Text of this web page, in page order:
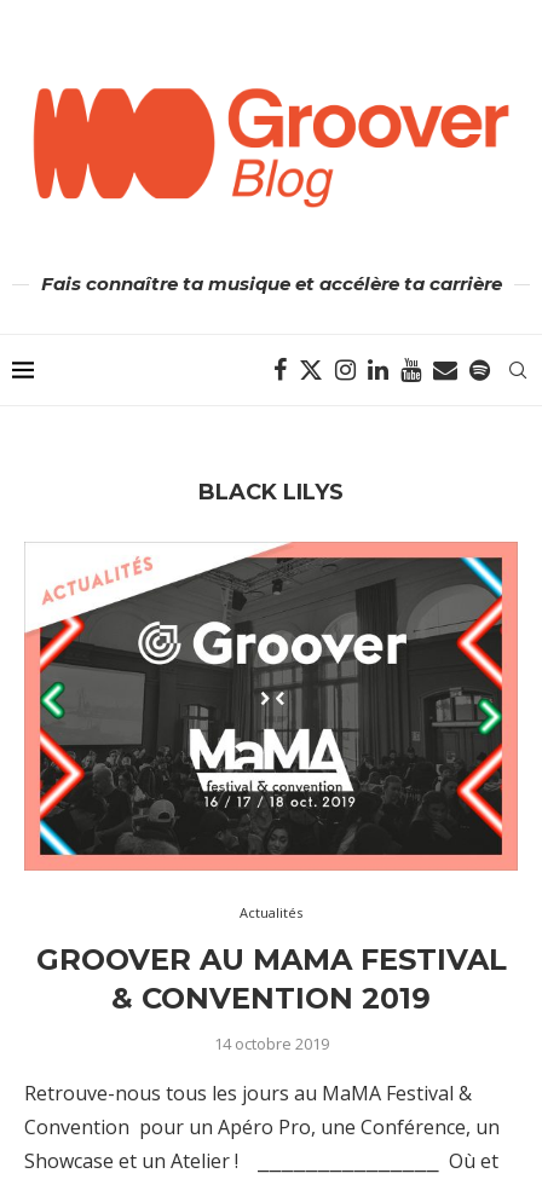
Fais connaître ta musique et accélère ta carrière
BLACK LILYS
Actualités
GROOVER AU MAMA FESTIVAL
& CONVENTION 2019
14 octobre 2019
Retrouve-nous tous les jours au MaMA Festival &
Convention pour un Apéro Pro, une Conférence, un
Showcase et un Atelier ! ⎯⎯⎯⎯⎯⎯⎯⎯⎯⎯⎯⎯⎯⎯⎯ Où et